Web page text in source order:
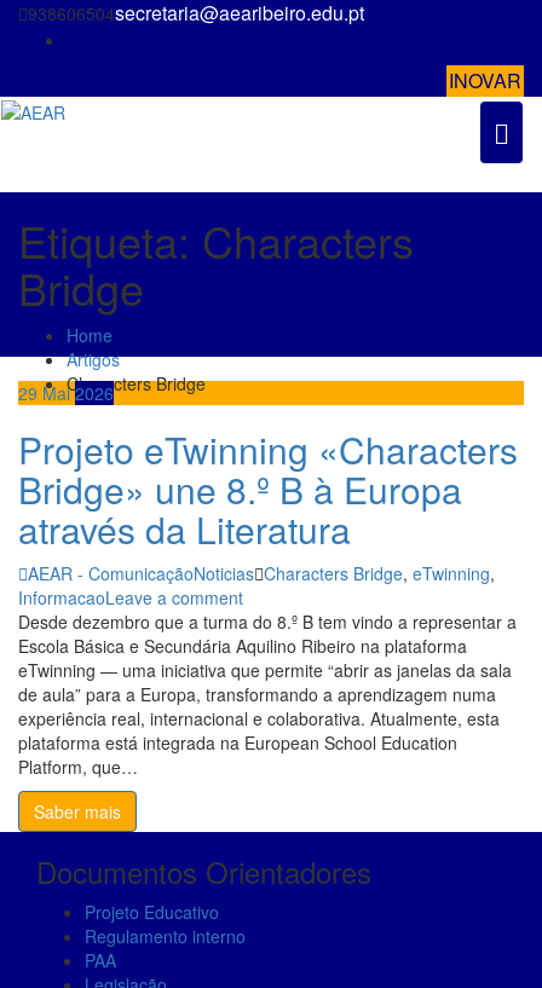
Skip938606504secretaria@aearibeiro.edu.pt
INOVAR
Etiqueta: Characters
Bridge
Home
Artigos
Characters Bridge
29 Mai2026
Projeto eTwinning «Characters
Bridge» une 8.º B à Europa
através da Literatura
AEAR - ComunicaçãoNoticias Characters Bridge, eTwinning,
InformacaoLeave a comment
Desde dezembro que a turma do 8.º B tem vindo a representar a
Escola Básica e Secundária Aquilino Ribeiro na plataforma
eTwinning — uma iniciativa que permite “abrir as janelas da sala
de aula” para a Europa, transformando a aprendizagem numa
experiência real, internacional e colaborativa. Atualmente, esta
plataforma está integrada na European School Education
Platform, que…
Saber mais
Documentos Orientadores
Projeto Educativo
Regulamento interno
PAA
Necessary
These
cookies are
not
optional.
They are
needed for
the website
to function.
Statistics
In order for
improve the